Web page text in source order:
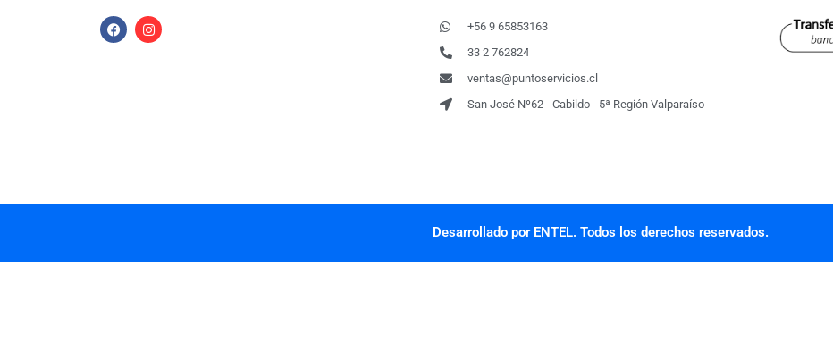
+56 9 65853163
33 2 762824
ventas@puntoservicios.cl
San José Nº62 - Cabildo - 5ª Región Valparaíso
Desarrollado por ENTEL. Todos los derechos reservados.